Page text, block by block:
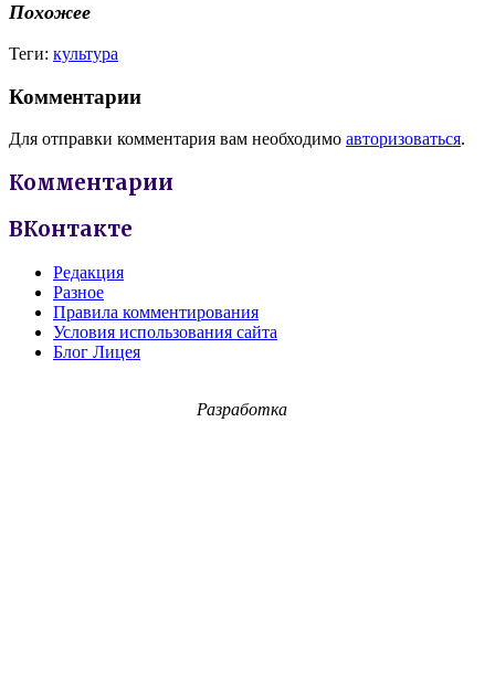
Похожее
Теги: культура
Комментарии
Для отправки комментария вам необходимо авторизоваться.
Комментарии
ВКонтакте
Редакция
Разное
Правила комментирования
Условия использования сайта
Блог Лицея
Разработка